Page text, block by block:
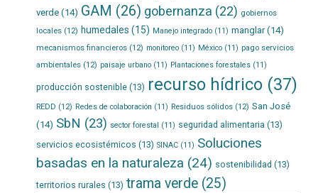
verde(14) GAM (26) gobernanza (22) gobiernos
locales(12) humedales (15) Manejo integrado(11) manglar(14)
mecanismos financieros(12) monitoreo(11) México(11) pago servicios
ambientales(12) paisaje urbano(11) Plantaciones forestales(11)
producción sostenible(13) recurso hídrico(37)
REDD (12) Redes de colaboración (11) Residuos sólidos(12) San José
(14) SbN (23) sector forestal (11) seguridad alimentaria (13)
servicios ecosistémicos (13) SINAC(11) Soluciones
basadas en la naturaleza (24) sostenibilidad (13)
territorios rurales (13) trama verde(25)